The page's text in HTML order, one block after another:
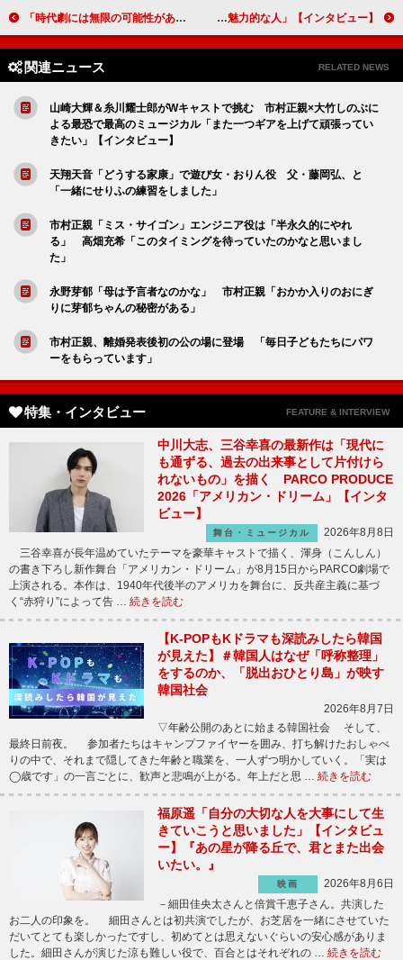
「時代劇には無限の可能性があると思います」『碁盤斬り』白石和彌監督【インタビュー】 松本穂香&犬飼貴丈&関口メンディー ドラマ「９５」主演の高橋海人は「唯一無二の魅力的な人」【インタビュー】
関連ニュース RELATED NEWS
山崎大輝＆糸川耀士郎がWキャストで挑む 市村正親×大竹しのぶに
よる最恐で最高のミュージカル「また一つギアを上げて頑張ってい
きたい」【インタビュー】
天翔天音「どうする家康」で遊び女・おりん役 父・藤岡弘、と
「一緒にせりふの練習をしました」
市村正親「ミス・サイゴン」エンジニア役は「半永久的にやれ
る」 高畑充希「このタイミングを待っていたのかなと思いまし
た」
永野芽郁「母は予言者なのかな」 市村正親「おかか入りのおにぎ
りに芽郁ちゃんの秘密がある」
市村正親、離婚発表後初の公の場に登場 「毎日子どもたちにパワ
ーをもらっています」
特集・インタビュー FEATURE & INTERVIEW
中川大志、三谷幸喜の最新作は「現代に
も通ずる、過去の出来事として片付けら
れないもの」を描く PARCO PRODUCE
2026「アメリカン・ドリーム」【インタ
ビュー】
舞台・ミュージカル
2026年8月8日
三谷幸喜が長年温めていたテーマを豪華キャストで描く、渾身（こんしん）
の書き下ろし新作舞台「アメリカン・ドリーム」が8月15日からPARCO劇場で
上演される。本作は、1940年代後半のアメリカを舞台に、反共産主義に基づ
く“赤狩り”によって告 … 続きを読む
【K-POPもKドラマも深読みしたら韓国
が見えた】＃韓国人はなぜ「呼称整理」
をするのか、「脱出おひとり島」が映す
韓国社会
2026年8月7日
▽年齢公開のあとに始まる韓国社会 そして、
最終日前夜。 参加者たちはキャンプファイヤーを囲み、打ち解けたおしゃべ
りの中で、それまで隠してきた年齢と職業を、一人ずつ明かしていく。「実は
◯歳です」の一言ごとに、歓声と悲鳴が上がる。年上だと思 … 続きを読む
福原遥「自分の大切な人を大事にして生
きていこうと思いました」【インタビュ
ー】『あの星が降る丘で、君とまた出会
いたい。』
映画
2026年8月6日
－細田佳央太さんと倍賞千恵子さん。共演した
お二人の印象を。 細田さんとは初共演でしたが、お芝居を一緒にさせていた
だいてとても楽しかったですし、初めてとは思えないぐらいの安心感がありま
した。細田さんが演じた涼も難しい役で、百合とはそれぞれの … 続きを読む